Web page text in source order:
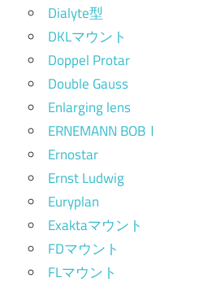
Dialyte型
DKLマウント
Doppel Protar
Double Gauss
Enlarging lens
ERNEMANN BOBⅠ
Ernostar
Ernst Ludwig
Euryplan
Exaktaマウント
FDマウント
FLマウント